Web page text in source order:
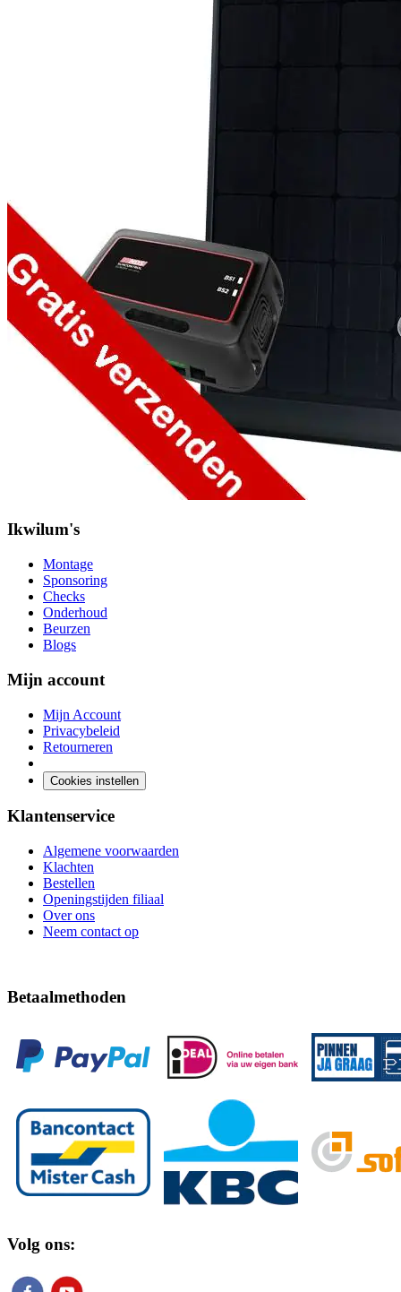
Ikwilum's
Montage
Sponsoring
Checks
Onderhoud
Beurzen
Blogs
Mijn account
Mijn Account
Privacybeleid
Retourneren
Cookies instellen
Klantenservice
Algemene voorwaarden
Klachten
Bestellen
Openingstijden filiaal
Over ons
Neem contact op
Betaalmethoden
Volg ons: